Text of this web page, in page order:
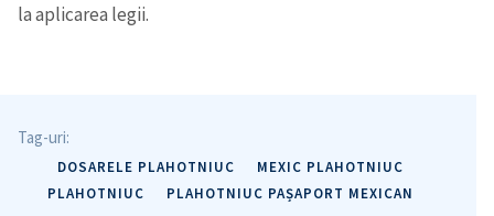
la aplicarea legii.
Tag-uri:
DOSARELE PLAHOTNIUC
MEXIC PLAHOTNIUC
PLAHOTNIUC
PLAHOTNIUC PAȘAPORT MEXICAN